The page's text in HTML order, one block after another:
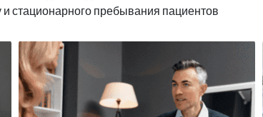
стационарного пребывания пациентов